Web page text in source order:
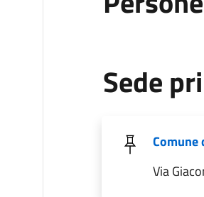
Sede
Comune
Via